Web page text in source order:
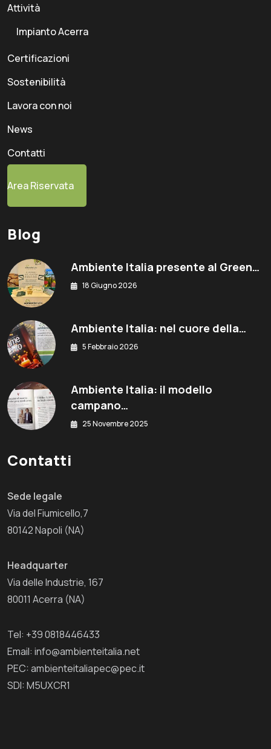
Attività
Impianto Acerra
Certificazioni
Sostenibilità
Lavora con noi
News
Contatti
Area Riservata
Blog
Ambiente Italia presente al Green…
18 Giugno 2026
Ambiente Italia: nel cuore della…
5 Febbraio 2026
Ambiente Italia: il modello
campano…
25 Novembre 2025
Contatti
Sede legale
Via del Fiumicello,7
80142 Napoli (NA)
Headquarter
Via delle Industrie, 167
80011 Acerra (NA)
Tel: +39 0818446433
Email: info@ambienteitalia.net
PEC: ambienteitaliapec@pec.it
SDI: M5UXCR1